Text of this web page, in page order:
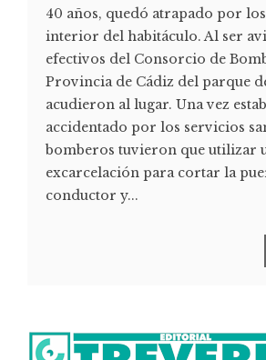
40 años, quedó atrapado por
interior del habitáculo. Al ser
efectivos del Consorcio de
Provincia de Cádiz del parque
acudieron al lugar. Una vez
accidentado por los servicios
bomberos tuvieron que utilizar
excarcelación para cortar la
conductor y...